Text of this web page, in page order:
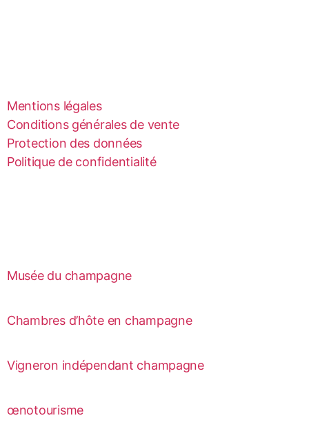
Mentions légales
Conditions générales de vente
Protection des données
Politique de confidentialité
Musée du champagne
Chambres d’hôte en champagne
Vigneron indépendant champagne
œnotourisme